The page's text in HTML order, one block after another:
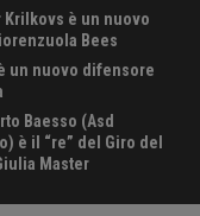
Krilkovs è un nuovo
Bees
un nuovo difensore
Baesso (Asd
è il “re” del Giro del
Master